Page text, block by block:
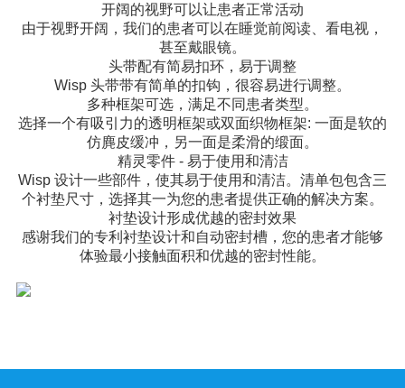
开阔的视野可以让患者正常活动
由于视野开阔，我们的患者可以在睡觉前阅读、看电视，
甚至戴眼镜。
头带配有简易扣环，易于调整
Wisp 头带带有简单的扣钩，很容易进行调整。
多种框架可选，满足不同患者类型。
选择一个有吸引力的透明框架或双面织物框架: 一面是软的
仿麂皮缓冲，另一面是柔滑的缎面。
精灵零件 - 易于使用和清洁
Wisp 设计一些部件，使其易于使用和清洁。清单包包含三
个衬垫尺寸，选择其一为您的患者提供正确的解决方案。
衬垫设计形成优越的密封效果
感谢我们的专利衬垫设计和自动密封槽，您的患者才能够
体验最小接触面积和优越的密封性能。